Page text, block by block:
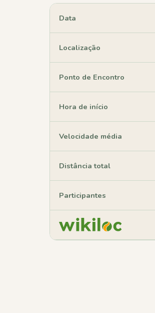
Data
Localização
Ponto de Encontro
Hora de início
Velocidade média
Distância total
Participantes